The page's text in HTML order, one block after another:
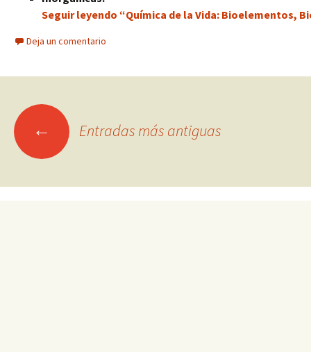
Seguir leyendo “Química de la Vida: Bioelementos,
Deja un comentario
Ir ← Entradas más antiguas